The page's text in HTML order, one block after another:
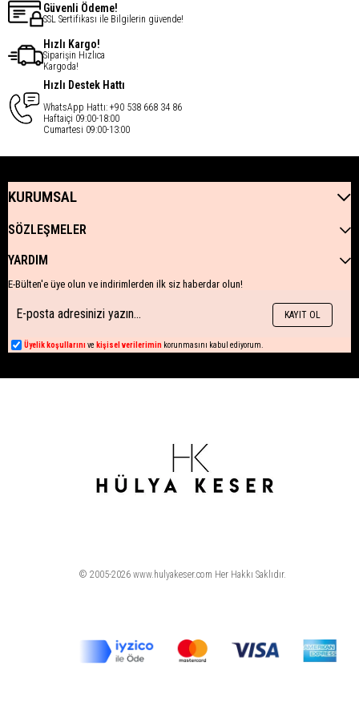
Güvenli Ödeme!
SSL Sertifikası ile Bilgilerin güvende!
Hızlı Kargo!
Siparişin Hızlıca
Kargoda!
Hızlı Destek Hattı
WhatsApp Hattı: +90 538 668 34 86
Haftaiçi 09:00-18:00
Cumartesi 09:00-13:00
KURUMSAL
SÖZLEŞMELER
YARDIM
E-Bülten'e üye olun ve indirimlerden ilk siz haberdar olun!
KAYIT OL
Üyelik koşullarını ve kişisel verilerimin korunmasını kabul ediyorum.
© 2005-2026 www.hulyakeser.com Her Hakkı Saklıdır.